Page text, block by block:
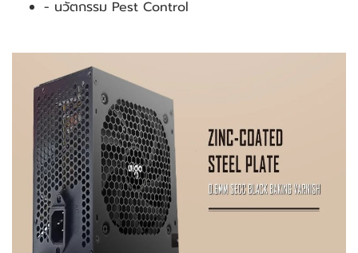
- นวัตกรรม Pest Control